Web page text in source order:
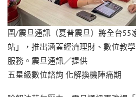
圖/震旦通訊（夏普震旦）將全台55
站」，推出涵蓋經濟理財、數位教
服務。震旦通訊／提供
五星級數位諮詢 化解換機陣痛期